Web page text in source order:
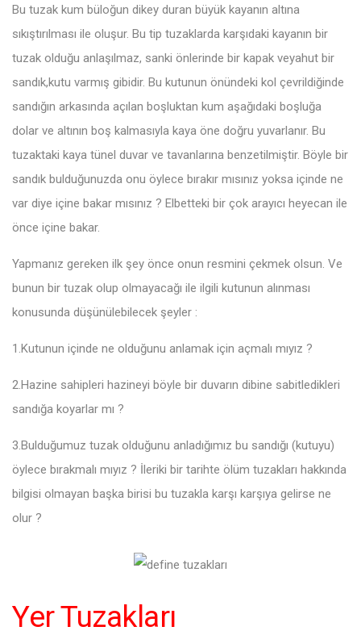
Bu tuzak kum büloğun dikey duran büyük kayanın altına
sıkıştırılması ile oluşur. Bu tip tuzaklarda karşıdaki kayanın bir
tuzak olduğu anlaşılmaz, sanki önlerinde bir kapak veyahut bir
sandık,kutu varmış gibidir. Bu kutunun önündeki kol çevrildiğinde
sandığın arkasında açılan boşluktan kum aşağıdaki boşluğa
dolar ve altının boş kalmasıyla kaya öne doğru yuvarlanır. Bu
tuzaktaki kaya tünel duvar ve tavanlarına benzetilmiştir. Böyle bir
sandık bulduğunuzda onu öylece bırakır mısınız yoksa içinde ne
var diye içine bakar mısınız ? Elbetteki bir çok arayıcı heyecan ile
önce içine bakar.
Yapmanız gereken ilk şey önce onun resmini çekmek olsun. Ve
bunun bir tuzak olup olmayacağı ile ilgili kutunun alınması
konusunda düşünülebilecek şeyler :
1.Kutunun içinde ne olduğunu anlamak için açmalı mıyız ?
2.Hazine sahipleri hazineyi böyle bir duvarın dibine sabitledikleri
sandığa koyarlar mı ?
3.Bulduğumuz tuzak olduğunu anladığımız bu sandığı (kutuyu)
öylece bırakmalı mıyız ? İleriki bir tarihte ölüm tuzakları hakkında
bilgisi olmayan başka birisi bu tuzakla karşı karşıya gelirse ne
olur ?
Yer Tuzakları